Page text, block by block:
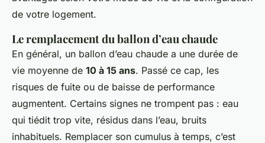
de votre logement.
Le remplacement du ballon d’eau chaude
En général, un ballon d’eau chaude a une durée de
vie moyenne de 10 à 15 ans. Passé ce cap, les
risques de fuite ou de baisse de performance
augmentent. Certains signes ne trompent pas : eau
qui tiédit trop vite, résidus dans l’eau, bruits
inhabituels. Remplacer son cumulus à temps, c’est